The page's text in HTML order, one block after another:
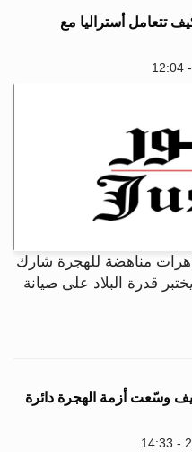
تتعامل أستراليا مع
مناهضة للهجرة شارك
قدرة البلاد على صيانة
وسّعت أزمة الهجرة دائرة